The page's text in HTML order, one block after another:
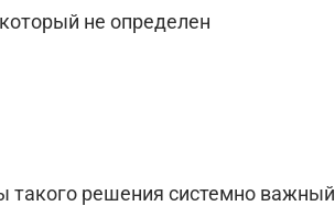
не определен
такого решения системно важный